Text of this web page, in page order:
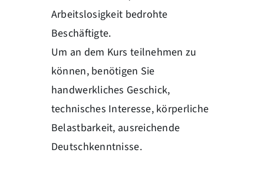
Arbeitslosigkeit bedrohte
Beschäftigte.
Um an dem Kurs teilnehmen zu
können, benötigen Sie
handwerkliches Geschick,
technisches Interesse, körperliche
Belastbarkeit, ausreichende
Deutschkenntnisse.